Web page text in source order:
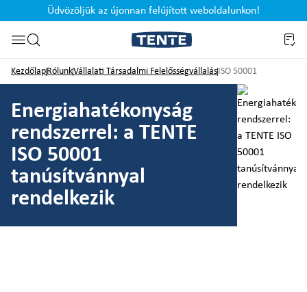
Ugrás a kereséshez
Üdvözöljük az újonnan felújított weboldalunkon!
KezdőlapRólunkVállalati Társadalmi FelelősségvállalásISO 50001
Energiahatékonyság
rendszerrel: a TENTE
ISO 50001
tanúsítvánnyal
rendelkezik